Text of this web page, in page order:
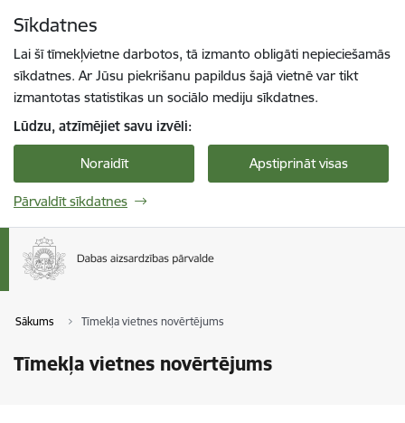
Sīkdatnes
Lai šī tīmekļvietne darbotos, tā izmanto obligāti nepieciešamās
sīkdatnes. Ar Jūsu piekrišanu papildus šajā vietnē var tikt
izmantotas statistikas un sociālo mediju sīkdatnes.
Lūdzu, atzīmējiet savu izvēli:
Noraidīt Apstiprināt visas
Pārvaldīt sīkdatnes
Sākums Tīmekļa vietnes novērtējums
Tīmekļa vietnes novērtējums